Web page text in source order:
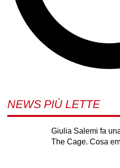
NEWS PIÙ LETTE
Giulia Salemi fa
The Cage. Cosa